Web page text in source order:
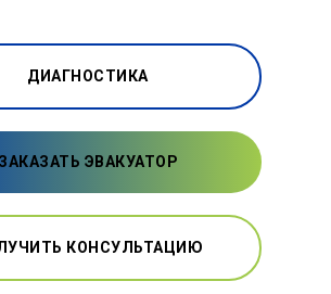
ДИАГНОСТИКА
ЗАКАЗАТЬ ЭВАКУАТОР
КОНСУЛЬТАЦИЮ